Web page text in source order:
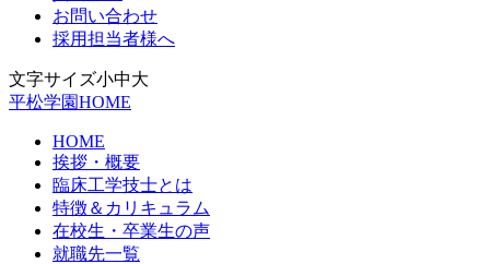
お問い合わせ
採用担当者様へ
文字サイズ小中大
平松学園HOME
HOME
挨拶・概要
臨床工学技士とは
特徴＆カリキュラム
在校生・卒業生の声
就職先一覧